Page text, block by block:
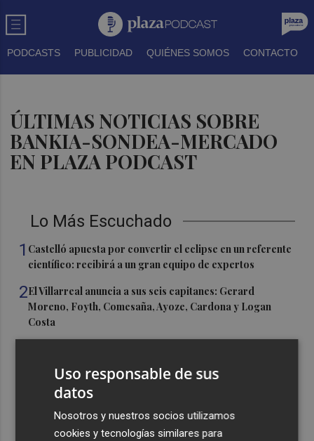
PODCASTS PUBLICIDAD QUIÉNES SOMOS CONTACTO
ÚLTIMAS NOTICIAS SOBRE
BANKIA-SONDEA-MERCADO
EN PLAZA PODCAST
Lo Más Escuchado
1 Castelló apuesta por convertir el eclipse en un referente
científico: recibirá a un gran equipo de expertos
2El Villarreal anuncia a sus seis capitanes: Gerard
Moreno, Foyth, Comesaña, Ayoze, Cardona y Logan
Costa
San Javier da viabilidad al nuevo contrato del transporte
324 habitaciones
Uso responsable de sus
datos
Nosotros y nuestros socios utilizamos
cookies y tecnologías similares para